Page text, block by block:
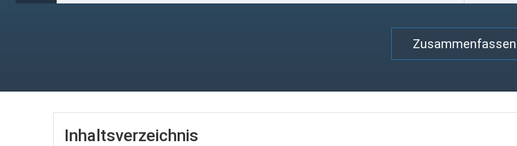
Zusammenfassen
Inhaltsverzeichnis